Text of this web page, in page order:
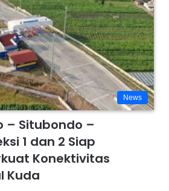
News
– Situbondo –
1 dan 2 Siap
Konektivitas
Kuda